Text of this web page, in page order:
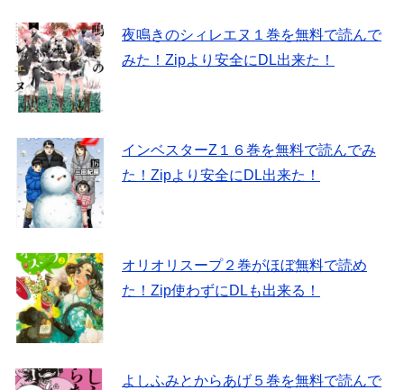
夜鳴きのシィレエヌ１巻を無料で読んで
みた！Zipより安全にDL出来た！
インベスターZ１６巻を無料で読んでみ
た！Zipより安全にDL出来た！
オリオリスープ２巻がほぼ無料で読め
た！Zip使わずにDLも出来る！
よしふみとからあげ５巻を無料で読んで